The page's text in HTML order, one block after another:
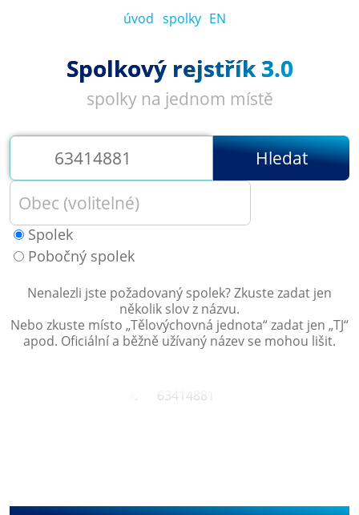
úvod spolky EN
Spolkový rejstřík 3.0
spolky na jednom místě
Hledat
Spolek
Pobočný spolek
Nenalezli jste požadovaný spolek? Zkuste zadat jen
několik slov z názvu.
Nebo zkuste místo „Tělovýchovná jednota“ zadat jen „TJ“
apod. Oficiální a běžně užívaný název se mohou lišit.